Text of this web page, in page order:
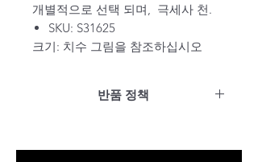
개별적으로 선택 되며, 극세사 천.
SKU: S31625
크기: 치수 그림을 참조하십시오
반품 정책